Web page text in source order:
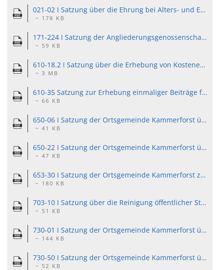
021-02 I Satzung über die Ehrung bei Alters- und Ehejubiläen.pdf
~ 178 KB
171-224 I Satzung der Angliederungsgenossenschaft Kammerforst..pdf
~ 59 KB
610-18.2 I Satzung über die Erhebung von Kostenerstattungsbeiträgen für die Durchführung von Ausgleichs- und Ersatzmaßnahmen nach § 135 c Baugesetzbuch der Ortsgemeinde Kammerforst vom 23.11.1998..pdf
~ 3 MB
610-35 Satzung zur Erhebung einmaliger Beiträge für die erstmalige Herstellung von Erschließungsanlagen (Erschließungsbeitragssatzung - EBS) der Ortsgemeinde Kammerforst vom 12.05.2003.pdf
~ 66 KB
650-06 I Satzung der Ortsgemeinde Kammerforst über die Festlegung, Zuteilung, Beschaffung, Änderung und Anbringung von Hausnummern vom 20. Juni 1989 in der Fassung vom 14.12.2001..pdf
~ 41 KB
650-22 I Satzung der Ortsgemeinde Kammerforst über die Sondernutzung öffentlicher Straßen im Gebiet der Ortsgemeinde vom 04. September 2013.pdf
~ 47 KB
653-30 I Satzung der Ortsgemeinde Kammerforst zur Erhebung von wiederkehrenden Beiträgen für den Ausbau von Verkehrsanlagen.pdf
~ 180 KB
703-10 I Satzung über die Reinigung öffentlicher Straßen in der Gemeinde Kammerforst vom 19.03.1966 in der Fassung vom 15.01.2014..pdf
~ 51 KB
730-01 I Satzung der Ortsgemeinde Kammerforst über das Friedhofs- und Bestattungswesen vom 01.04.2009 in der Fassung vom 27.04.2010..pdf
~ 144 KB
730-50 I Satzung der Ortsgemeinde Kammerforst über die Erhebung von Gebühren für die Benutzung des gemeindeeigenen Friedhofes in Kammerforst vom 18.02.2004 in der Fassung vom 01.04.2009..pdf
~ 52 KB